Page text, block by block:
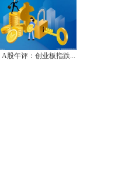
A股午评：创业板指跌...